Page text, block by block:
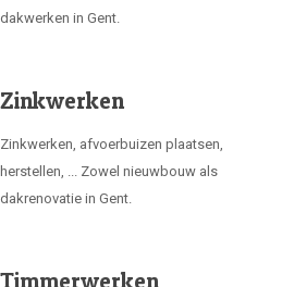
dakwerken in Gent.
Zinkwerken
Zinkwerken, afvoerbuizen plaatsen,
herstellen, ... Zowel nieuwbouw als
dakrenovatie in Gent.
Timmerwerken